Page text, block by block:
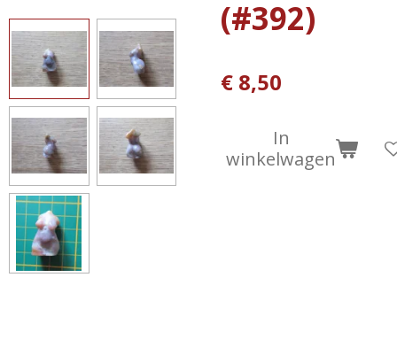
(#392)
€ 8,50
In
winkelwagen